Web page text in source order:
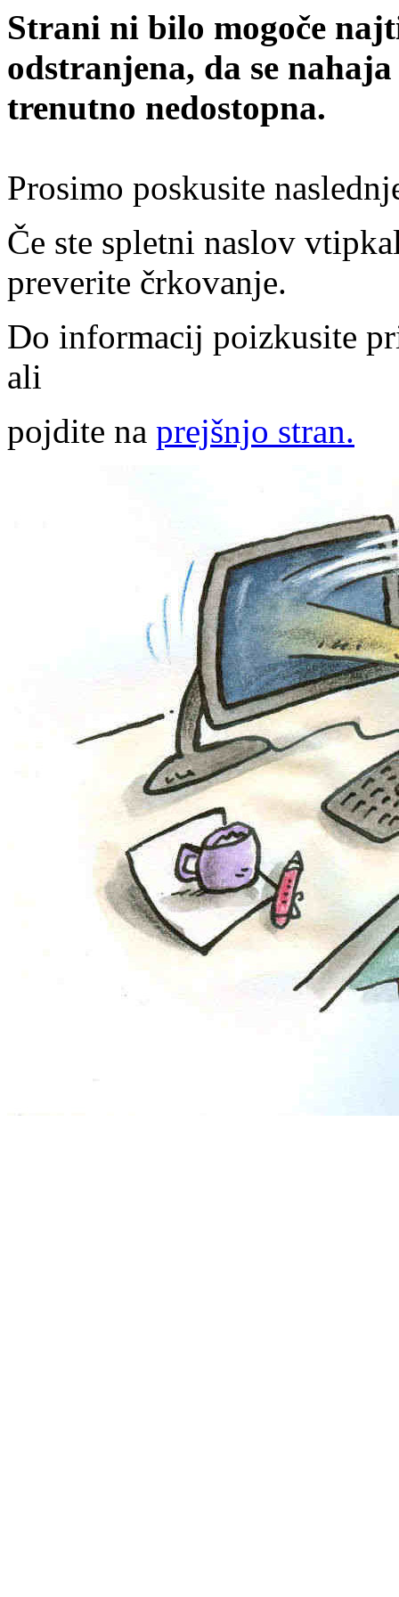
Strani ni bilo mogoče
odstranjena, da se
trenutno nedostopna.
Prosimo poskusite
Če ste spletni naslov
preverite črkovanje.
Do informacij poizkusite
ali
pojdite na prejšnjo stran.